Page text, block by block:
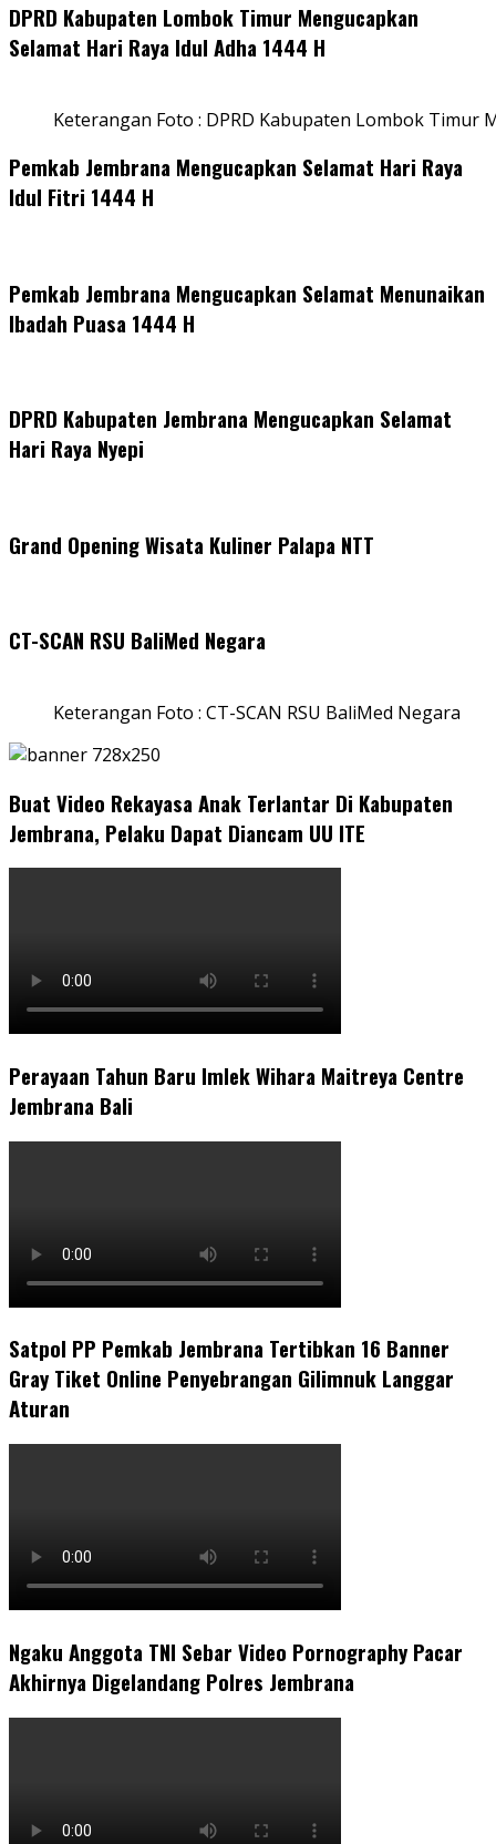
DPRD Kabupaten Lombok Timur Mengucapkan
Selamat Hari Raya Idul Adha 1444 H
Keterangan Foto : DPRD Kabupaten Lombok Timur
Pemkab Jembrana Mengucapkan Selamat Hari Raya
Idul Fitri 1444 H
Pemkab Jembrana Mengucapkan Selamat Menunaikan
Ibadah Puasa 1444 H
DPRD Kabupaten Jembrana Mengucapkan Selamat
Hari Raya Nyepi
Grand Opening Wisata Kuliner Palapa NTT
CT-SCAN RSU BaliMed Negara
Keterangan Foto : CT-SCAN RSU BaliMed Negara
Buat Video Rekayasa Anak Terlantar Di Kabupaten
Jembrana, Pelaku Dapat Diancam UU ITE
Perayaan Tahun Baru Imlek Wihara Maitreya Centre
Jembrana Bali
Satpol PP Pemkab Jembrana Tertibkan 16 Banner
Gray Tiket Online Penyebrangan Gilimnuk Langgar
Aturan
Ngaku Anggota TNI Sebar Video Pornography Pacar
Akhirnya Digelandang Polres Jembrana